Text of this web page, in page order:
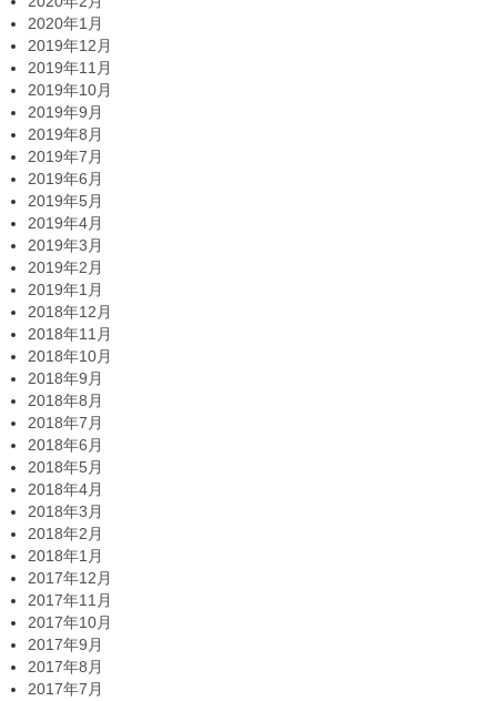
2020年1月
2019年12月
2019年11月
2019年10月
2019年9月
2019年8月
2019年7月
2019年6月
2019年5月
2019年4月
2019年3月
2019年2月
2019年1月
2018年12月
2018年11月
2018年10月
2018年9月
2018年8月
2018年7月
2018年6月
2018年5月
2018年4月
2018年3月
2018年2月
2018年1月
2017年12月
2017年11月
2017年10月
2017年9月
2017年8月
2017年7月